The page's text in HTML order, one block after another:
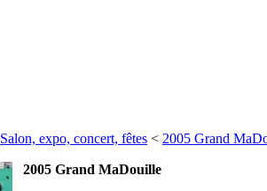
Salon, expo, concert, fêtes < 2005 Grand
2005 Grand MaDouille